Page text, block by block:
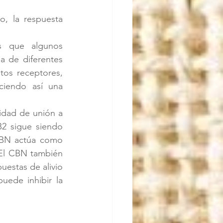
la respuesta
que algunos
de diferentes
receptores,
así una
de unión a
sigue siendo
actúa como
CBN también
de alivio
inhibir la